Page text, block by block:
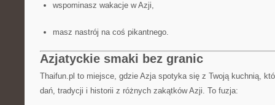
wspominasz wakacje w Azji,
masz nastrój na coś pikantnego.
Azjatyckie smaki bez granic
Thaifun.pl to miejsce, gdzie Azja spotyka się z Twoją kuchnią,
dań, tradycji i historii z różnych zakątków Azji. To fuzja: